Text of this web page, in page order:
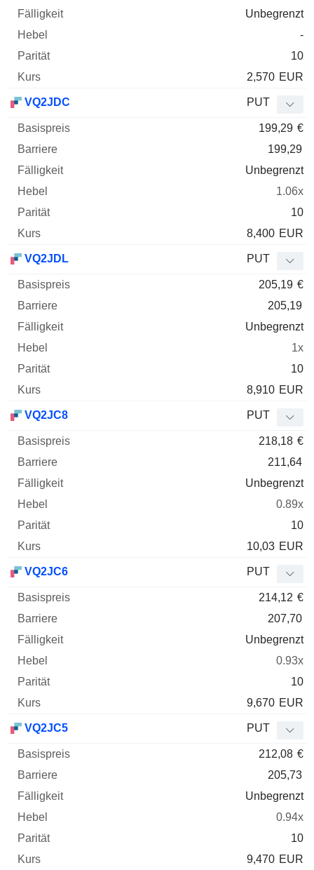
Unbegrenzt
-
10
2,570 EUR
VQ2JDC PUT
199,29 €
199,29
Unbegrenzt
1.06x
10
8,400 EUR
VQ2JDL PUT
205,19 €
205,19
Unbegrenzt
1x
10
8,910 EUR
VQ2JC8 PUT
218,18 €
211,64
Unbegrenzt
0.89x
10
10,03 EUR
VQ2JC6 PUT
214,12 €
207,70
Unbegrenzt
0.93x
10
9,670 EUR
VQ2JC5 PUT
212,08 €
205,73
Unbegrenzt
0.94x
10
9,470 EUR